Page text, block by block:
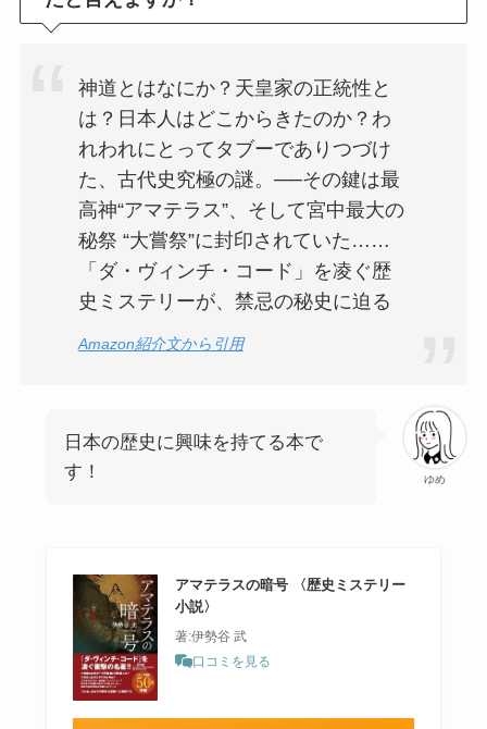
神道とはなにか？天皇家の正統性と
は？日本人はどこからきたのか？わ
れわれにとってタブーでありつづけ
た、古代史究極の謎。──その鍵は最
高神“アマテラス”、そして宮中最大の
秘祭 “大嘗祭”に封印されていた……
「ダ・ヴィンチ・コード」を凌ぐ歴
史ミステリーが、禁忌の秘史に迫る
Amazon紹介文から引用
ゆめ
日本の歴史に興味を持てる本で
す！
アマテラスの暗号 〈歴史ミステリー
小説〉
著:伊勢谷 武
口コミを見る